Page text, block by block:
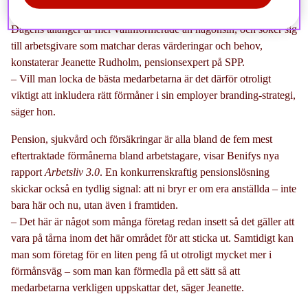
Dagens talanger är mer välinformerade än någonsin, och söker sig
till arbetsgivare som matchar deras värderingar och behov,
konstaterar Jeanette Rudholm, pensionsexpert på SPP.
– Vill man locka de bästa medarbetarna är det därför otroligt
viktigt att inkludera rätt förmåner i sin employer branding-strategi,
säger hon.
Pension, sjukvård och försäkringar är alla bland de fem mest
eftertraktade förmånerna bland arbetstagare, visar Benifys nya
rapport Arbetsliv 3.0. En konkurrenskraftig pensionslösning
skickar också en tydlig signal: att ni bryr er om era anställda – inte
bara här och nu, utan även i framtiden.
– Det här är något som många företag redan insett så det gäller att
vara på tårna inom det här området för att sticka ut. Samtidigt kan
man som företag för en liten peng få ut otroligt mycket mer i
förmånsväg – som man kan förmedla på ett sätt så att
medarbetarna verkligen uppskattar det, säger Jeanette.